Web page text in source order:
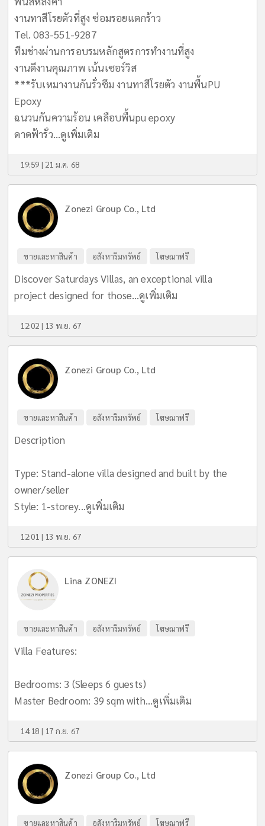
งานทาสีโรยตัวที่สูง ซ่อมรอยแตกร้าว
Tel. 083-551-9287
ทีมช่างผ่านการอบรมหลักสูตรการทำงานที่สูง
งานดีงานคุณภาพ เน้นเซอร์วิส
***รับเหมางานกันรั่วซึม งานทาสีโรยตัว งานพื้นPU
Epoxy
ฉนวนกันความร้อน เคลือบพื้นpu epoxy
ดาดฟ้ารั่ว...ดูเพิ่มเติม
19:59 | 21 ม.ค. 68
Zonezi Group Co., Ltd
ขายและหาสินค้า อสังหาริมทรัพย์ โฆษณาฟรี
Discover Saturdays Villas, an exceptional villa
project designed for those...ดูเพิ่มเติม
12:02 | 13 พ.ย. 67
Zonezi Group Co., Ltd
ขายและหาสินค้า อสังหาริมทรัพย์ โฆษณาฟรี
Description
Type: Stand-alone villa designed and built by the
owner/seller
Style: 1-storey...ดูเพิ่มเติม
12:01 | 13 พ.ย. 67
Lina ZONEZI
ขายและหาสินค้า อสังหาริมทรัพย์ โฆษณาฟรี
Villa Features:
Bedrooms: 3 (Sleeps 6 guests)
Master Bedroom: 39 sqm with...ดูเพิ่มเติม
14:18 | 17 ก.ย. 67
Zonezi Group Co., Ltd
ขายและหาสินค้า อสังหาริมทรัพย์ โฆษณาฟรี